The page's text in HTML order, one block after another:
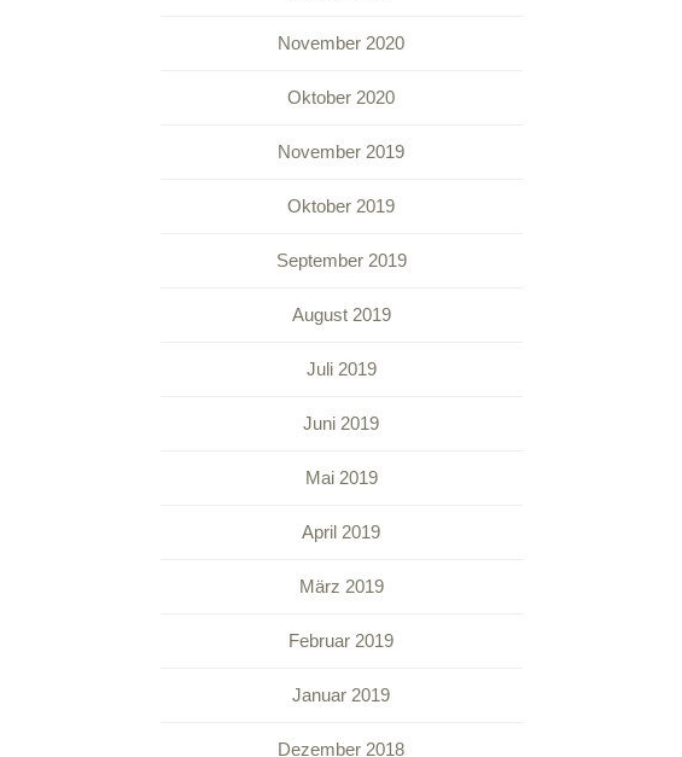
November 2020
Oktober 2020
November 2019
Oktober 2019
September 2019
August 2019
Juli 2019
Juni 2019
Mai 2019
April 2019
März 2019
Februar 2019
Januar 2019
Dezember 2018